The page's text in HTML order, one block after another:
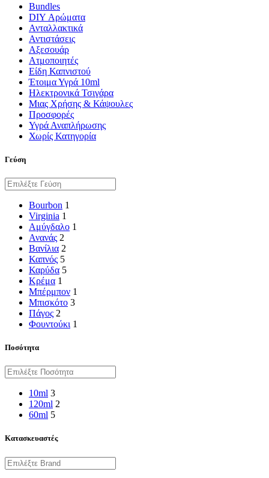
Bundles
DIY Αρώματα
Ανταλλακτικά
Αντιστάσεις
Αξεσουάρ
Ατμοποιητές
Είδη Καπνιστού
Έτοιμα Υγρά 10ml
Ηλεκτρονικά Τσιγάρα
Μιας Χρήσης & Κάψουλες
Προσφορές
Υγρά Αναπλήρωσης
Χωρίς Κατηγορία
Γεύση
Bourbon 1
Virginia 1
Αμύγδαλο 1
Ανανάς 2
Βανίλια 2
Καπνός 5
Καρύδα 5
Κρέμα 1
Μπέρμπον 1
Μπισκότο 3
Πάγος 2
Φουντούκι 1
Ποσότητα
10ml 3
120ml 2
60ml 5
Κατασκευαστές